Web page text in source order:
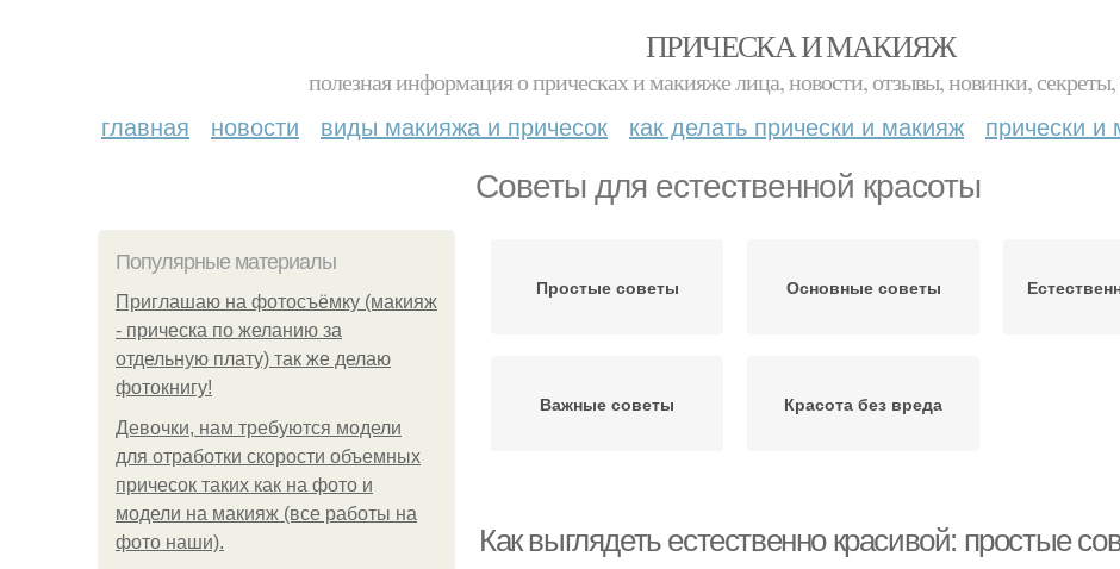
ПРИЧЕСКА И МАКИЯЖ
полезная информация о прическах и макияже лица, новости, отзывы, новинки,
главная новости виды макияжа и причесок как делать прически и макияж прически
Советы для естественной красоты
Популярные материалы
Приглашаю на фотосъёмку (макияж
- прическа по желанию за
отдельную плату) так же делаю
фотокнигу!
Девочки, нам требуются модели
для отработки скорости объемных
причесок таких как на фото и
модели на макияж (все работы на
фото наши).
Простые советы Основные советы
Важные советы Красота без вреда
Как выглядеть естественно красивой: простые